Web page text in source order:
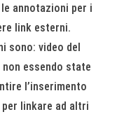
annotazioni per i
link esterni.
sono: video del
essendo state
l’inserimento
linkare ad altri